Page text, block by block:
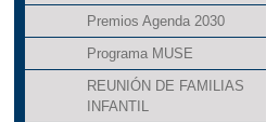
Premios Agenda 2030
Programa MUSE
REUNIÓN DE FAMILIAS
INFANTIL